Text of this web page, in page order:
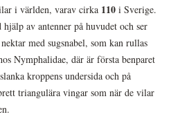
i världen, varav cirka 110 i Sverige.
av antenner på huvudet och ser
med sugsnabel, som kan rullas
Nymphalidae, där är första benparet
kroppens undersida och på
triangulära vingar som när de vilar